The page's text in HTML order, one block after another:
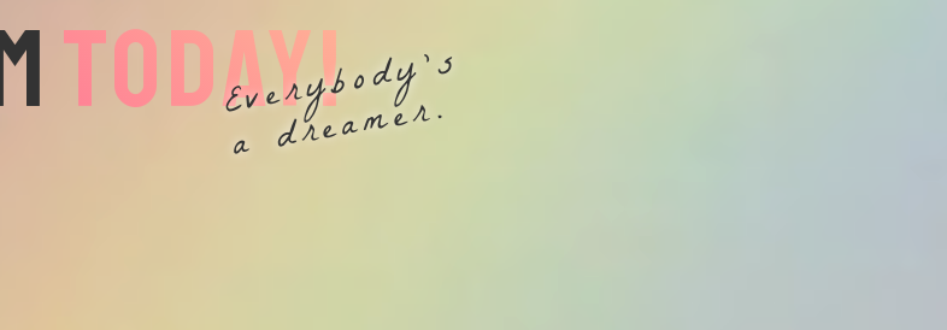
TODAY!
Everybody’s
a dreamer.